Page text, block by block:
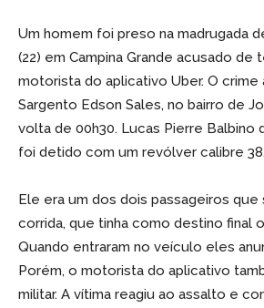
Um homem foi preso na madrugada
(22) em Campina Grande acusado de
motorista do aplicativo Uber. O crime
Sargento Edson Sales, no bairro de
volta de 00h30. Lucas Pierre Balbino
foi detido com um revólver calibre 38.
Ele era um dos dois passageiros que
corrida, que tinha como destino final
Quando entraram no veículo eles
Porém, o motorista do aplicativo
militar. A vítima reagiu ao assalto e